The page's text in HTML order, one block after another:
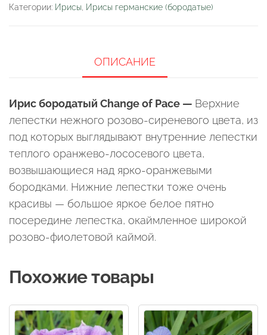
Категории: Ирисы Ирисы германские (бородатые)
ОПИСАНИЕ
Ирис бородатый Change of Pace — Верхние
лепестки нежного розово-сиреневого цвета, из
под которых выглядывают внутренние лепестки
теплого оранжево-лососевого цвета,
возвышающиеся над ярко-оранжевыми
бородками. Нижние лепестки тоже очень
красивы — большое яркое белое пятно
посередине лепестка, окаймленное широкой
розово-фиолетовой каймой.
Похожие товары